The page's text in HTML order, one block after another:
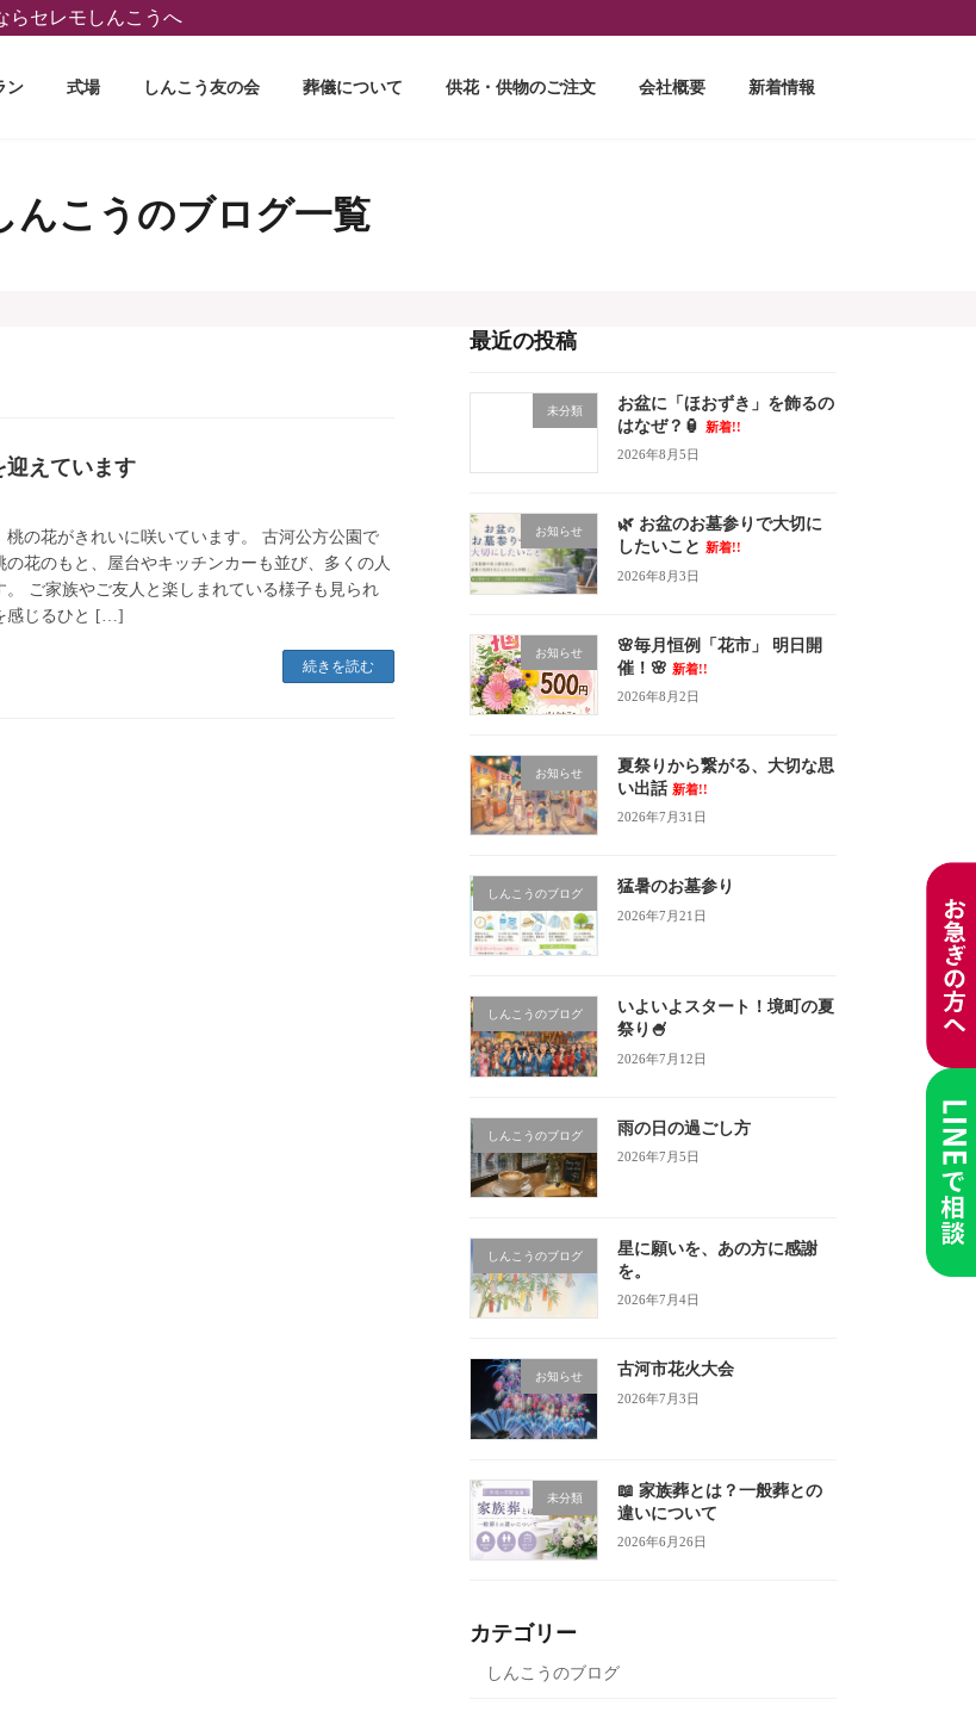
らセレモしんこうへ
ン 式場 しんこう友の会 葬儀について 供花・供物のご注文 会社概要 新着情報
んこうのブログ一覧
迎えています
桃の花がきれいに咲いています。 古河公方公園で
の花のもと、屋台やキッチンカーも並び、多くの人
。 ご家族やご友人と楽しまれている様子も見られ
感じるひと […]
続きを読む
最近の投稿
未分類
お盆に「ほおずき」を飾るの
はなぜ？🏮
新着!!
2026年8月5日
お知らせ
🌿 お盆のお墓参りで大切に
したいこと 新着!!
2026年8月3日
お知らせ
🌸毎月恒例「花市」 明日開
催！🌸 新着!!
2026年8月2日
お知らせ
夏祭りから繋がる、大切な思
い出話 新着!!
2026年7月31日
しんこうのブログ 猛暑のお墓参り
2026年7月21日
しんこうのブログ
いよいよスタート！境町の夏
祭り🍧
2026年7月12日
しんこうのブログ 雨の日の過ごし方
2026年7月5日
しんこうのブログ
星に願いを、あの方に感謝
を。
2026年7月4日
お知らせ 古河市花火大会
2026年7月3日
未分類
📖 家族葬とは？一般葬との
違いについて
2026年6月26日
カテゴリー
しんこうのブログ